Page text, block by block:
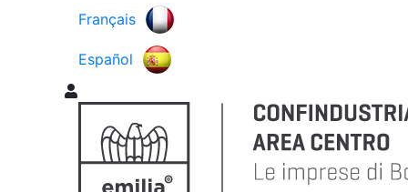
Français
Español